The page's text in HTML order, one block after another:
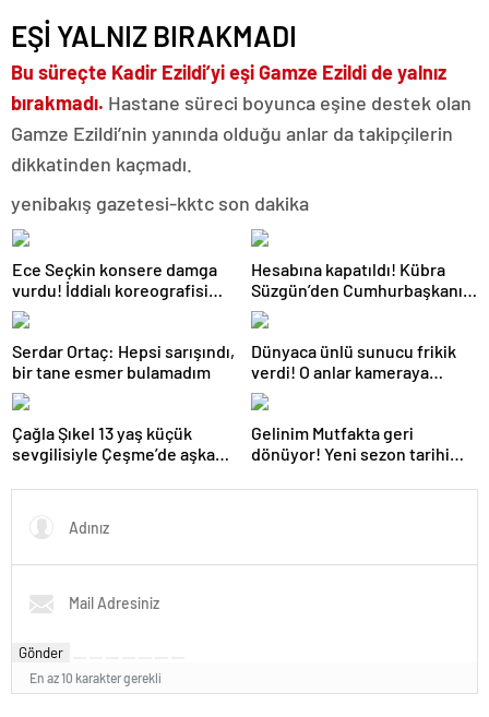
EŞİ YALNIZ BIRAKMADI
Bu süreçte Kadir Ezildi’yi eşi Gamze Ezildi de yalnız
bırakmadı. Hastane süreci boyunca eşine destek olan
Gamze Ezildi’nin yanında olduğu anlar da takipçilerin
dikkatinden kaçmadı.
yenibakış gazetesi-kktc son dakika
Ece Seçkin konsere damga
vurdu! İddialı koreografisi
dikkat çekti
Hesabına kapatıldı! Kübra
Süzgün’den Cumhurbaşkanı
Erdoğan’a yardım çağrısı
Serdar Ortaç: Hepsi sarışındı,
bir tane esmer bulamadım
Dünyaca ünlü sunucu frikik
verdi! O anlar kameraya
yansıdı
Çağla Şıkel 13 yaş küçük
sevgilisiyle Çeşme’de aşka
Gelinim Mutfakta geri
dönüyor! Yeni sezon tarihi
Gönder
En az 10 karakter gerekli